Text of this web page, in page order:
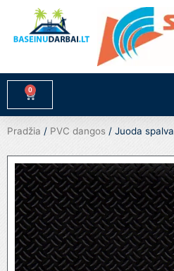
turinio
0
Cart
Pradžia / PVC dangos / Juoda spalva